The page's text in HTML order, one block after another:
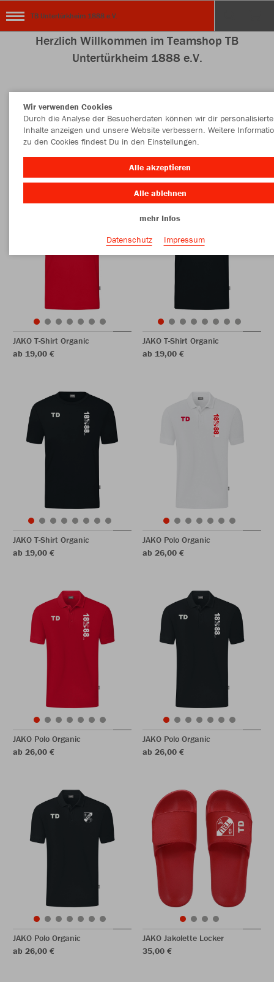
TB Untertürkheim 1888 e.V.
Herzlich Willkommen im Teamshop TB
Untertürkheim 1888 e.V.
Nachhaltig Farbe
JAKO T-Shirt Organic
ab 19,00 €
JAKO T-Shirt Organic
ab 19,00 €
JAKO T-Shirt Organic
ab 19,00 €
JAKO Polo Organic
ab 26,00 €
JAKO Polo Organic
ab 26,00 €
JAKO Polo Organic
ab 26,00 €
JAKO Polo Organic
ab 26,00 €
JAKO Jakolette Locker
35,00 €
Wir verwenden Cookies
Durch die Analyse der Besucherdaten können wir dir personalisierte
Inhalte anzeigen und unsere Website verbessern. Weitere
zu den Cookies findest Du in den Einstellungen.
Alle akzeptieren
Alle ablehnen
mehr Infos
Datenschutz
Impressum